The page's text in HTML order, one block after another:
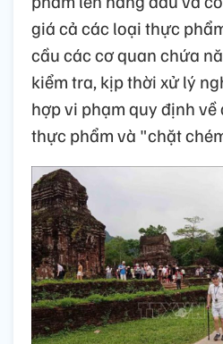
giá cả các loại thực
cầu các cơ quan chứa
kiểm tra, kịp thời xử lý
hợp vi phạm quy định về
thực phẩm và "chặt